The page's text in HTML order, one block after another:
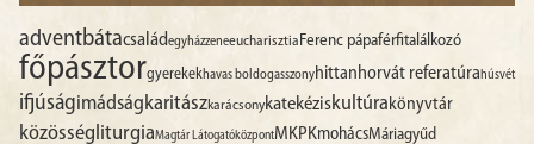
adventbátacsaládegyházzeneeucharisztia Ferenc pápaférfitalálkozó
főpásztorgyerekekhavas boldogasszonyhittanhorvát referatúrahúsvét
ifjúságimádságkaritászkarácsonykatekéziskultúra könyvtár
közösség liturgiaMagtár LátogatóközpontMKPKmohácsMáriagyűd